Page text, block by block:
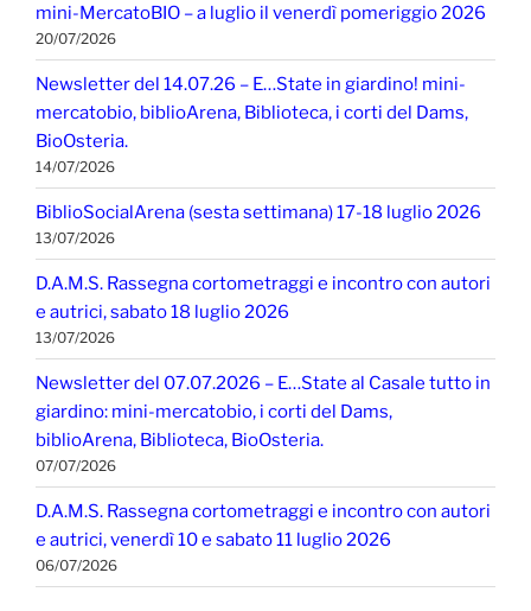
mini-MercatoBIO – a luglio il venerdì pomeriggio 2026
20/07/2026
Newsletter del 14.07.26 – E…State in giardino! mini-
mercatobio, biblioArena, Biblioteca, i corti del Dams,
BioOsteria.
14/07/2026
BiblioSocialArena (sesta settimana) 17-18 luglio 2026
13/07/2026
D.A.M.S. Rassegna cortometraggi e incontro con autori
e autrici, sabato 18 luglio 2026
13/07/2026
Newsletter del 07.07.2026 – E…State al Casale tutto in
giardino: mini-mercatobio, i corti del Dams,
biblioArena, Biblioteca, BioOsteria.
07/07/2026
D.A.M.S. Rassegna cortometraggi e incontro con autori
e autrici, venerdì 10 e sabato 11 luglio 2026
06/07/2026